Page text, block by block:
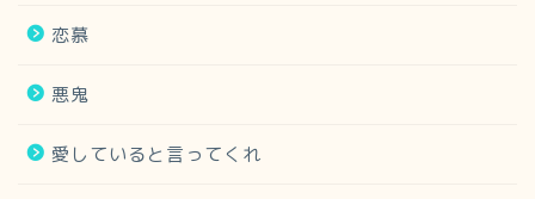
恋慕
悪鬼
愛していると言ってくれ